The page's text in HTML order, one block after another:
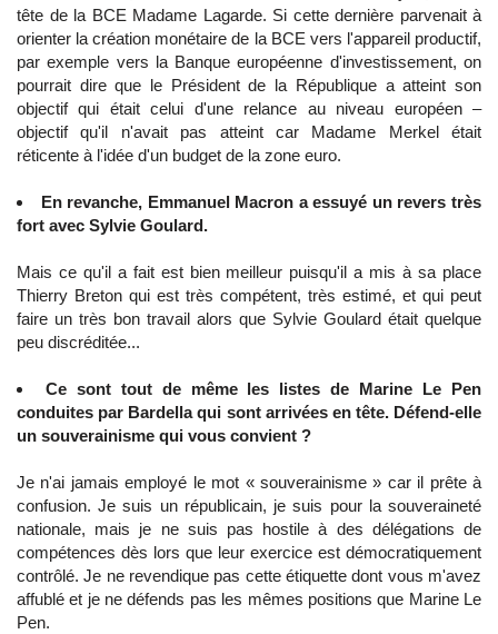
tête de la BCE Madame Lagarde. Si cette dernière parvenait à
orienter la création monétaire de la BCE vers l'appareil productif,
par exemple vers la Banque européenne d'investissement, on
pourrait dire que le Président de la République a atteint son
objectif qui était celui d'une relance au niveau européen –
objectif qu'il n'avait pas atteint car Madame Merkel était
réticente à l'idée d'un budget de la zone euro.
En revanche, Emmanuel Macron a essuyé un revers très
fort avec Sylvie Goulard.
Mais ce qu'il a fait est bien meilleur puisqu'il a mis à sa place
Thierry Breton qui est très compétent, très estimé, et qui peut
faire un très bon travail alors que Sylvie Goulard était quelque
peu discréditée...
Ce sont tout de même les listes de Marine Le Pen
conduites par Bardella qui sont arrivées en tête. Défend-elle
un souverainisme qui vous convient ?
Je n'ai jamais employé le mot « souverainisme » car il prête à
confusion. Je suis un républicain, je suis pour la souveraineté
nationale, mais je ne suis pas hostile à des délégations de
compétences dès lors que leur exercice est démocratiquement
contrôlé. Je ne revendique pas cette étiquette dont vous m'avez
affublé et je ne défends pas les mêmes positions que Marine Le
Pen.